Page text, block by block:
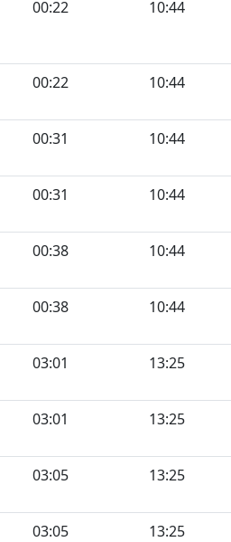
00:22 10:44
00:22 10:44
00:31 10:44
00:31 10:44
00:38 10:44
00:38 10:44
03:01 13:25
03:01 13:25
03:05 13:25
03:05 13:25